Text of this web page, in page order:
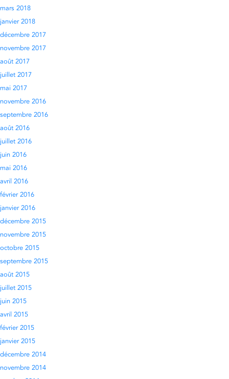
mars 2018
janvier 2018
décembre 2017
novembre 2017
août 2017
juillet 2017
mai 2017
novembre 2016
septembre 2016
août 2016
juillet 2016
juin 2016
mai 2016
avril 2016
février 2016
janvier 2016
décembre 2015
novembre 2015
octobre 2015
septembre 2015
août 2015
juillet 2015
juin 2015
avril 2015
février 2015
janvier 2015
décembre 2014
novembre 2014